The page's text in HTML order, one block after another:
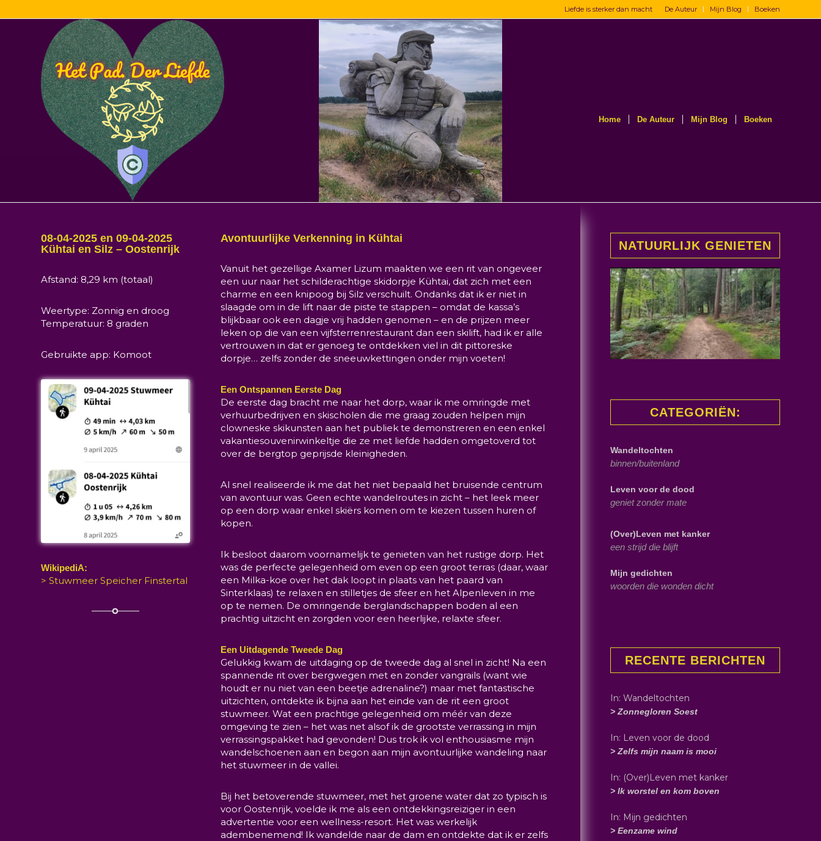
De Auteur Mijn Blog Boeken
Liefde is sterker dan macht
Home De Auteur Mijn Blog Boeken
08-04-2025 en 09-04-2025
Kühtai en Silz – Oostenrijk
Afstand: 8,29 km (totaal)
Weertype: Zonnig en droog
Temperatuur: 8 graden
Gebruikte app: Komoot
WikipediA:
> Stuwmeer Speicher Finstertal
Avontuurlijke Verkenning in Kühtai
Vanuit het gezellige Axamer Lizum maakten we een rit van ongeveer
een uur naar het schilderachtige skidorpje Kühtai, dat zich met een
charme en een knipoog bij Silz verschuilt. Ondanks dat ik er niet in
slaagde om in de lift naar de piste te stappen – omdat de kassa’s
blijkbaar ook een dagje vrij hadden genomen – en de prijzen meer
leken op die van een vijfsterrenrestaurant dan een skilift, had ik er alle
vertrouwen in dat er genoeg te ontdekken viel in dit pittoreske
dorpje… zelfs zonder de sneeuwkettingen onder mijn voeten!
Een Ontspannen Eerste Dag
De eerste dag bracht me naar het dorp, waar ik me omringde met
verhuurbedrijven en skischolen die me graag zouden helpen mijn
clowneske skikunsten aan het publiek te demonstreren en een enkel
vakantiesouvenirwinkeltje die ze met liefde hadden omgetoverd tot
over de bergtop geprijsde kleinigheden.
Al snel realiseerde ik me dat het niet bepaald het bruisende centrum
van avontuur was. Geen echte wandelroutes in zicht – het leek meer
op een dorp waar enkel skiërs komen om te kiezen tussen huren of
kopen.
Ik besloot daarom voornamelijk te genieten van het rustige dorp. Het
was de perfecte gelegenheid om even op een groot terras (daar, waar
een Milka-koe over het dak loopt in plaats van het paard van
Sinterklaas) te relaxen en stilletjes de sfeer en het Alpenleven in me
op te nemen. De omringende berglandschappen boden al een
prachtig uitzicht en zorgden voor een heerlijke, relaxte sfeer.
Een Uitdagende Tweede Dag
Gelukkig kwam de uitdaging op de tweede dag al snel in zicht! Na een
spannende rit over bergwegen met en zonder vangrails (want wie
houdt er nu niet van een beetje adrenaline?) maar met fantastische
uitzichten, ontdekte ik bijna aan het einde van de rit een groot
stuwmeer. Wat een prachtige gelegenheid om méér van deze
omgeving te zien – het was net alsof ik de grootste verrassing in mijn
verrassingspakket had gevonden! Dus trok ik vol enthousiasme mijn
wandelschoenen aan en begon aan mijn avontuurlijke wandeling naar
het stuwmeer in de vallei.
Bij het betoverende stuwmeer, met het groene water dat zo typisch is
voor Oostenrijk, voelde ik me als een ontdekkingsreiziger in een
advertentie voor een wellness-resort. Het was werkelijk
adembenemend! Ik wandelde naar de dam en ontdekte dat ik er zelfs
NATUURLIJK GENIETEN
CATEGORIËN:
Wandeltochten
binnen/buitenland
Leven voor de dood
geniet zonder mate
(Over)Leven met kanker
een strijd die blijft
Mijn gedichten
woorden die wonden dicht
RECENTE BERICHTEN
In: Wandeltochten
> Zonnegloren Soest
In: Leven voor de dood
> Zelfs mijn naam is mooi
In: (Over)Leven met kanker
> Ik worstel en kom boven
In: Mijn gedichten
> Eenzame wind